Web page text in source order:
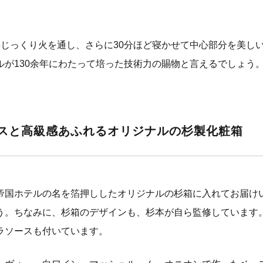
っくり火を通し、さらに30分ほど寝かせて中心部分を美し
130余年にわたって培った技術力の賜物と言えるでしょう
と高級感あふれるオリジナルの杉製化粧箱
ホテルの名を箔押ししたオリジナルの杉箱に入れてお届
ちなみに、杉箱のデザインも、杉本が自ら監修していま
ースも付いています。